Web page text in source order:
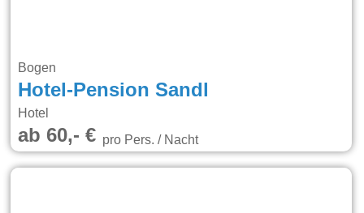
Bogen
Hotel-Pension Sandl
Hotel
ab 60,- €pro Pers. / Nacht